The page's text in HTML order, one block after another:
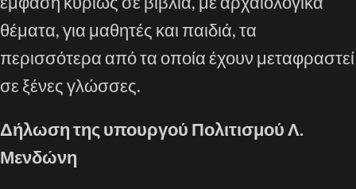
θέματα, για μαθητές και παιδιά, τα
περισσότερα από τα οποία έχουν μεταφραστεί
σε ξένες γλώσσες.
Δήλωση της υπουργού Πολιτισμού Λ.
Μενδώνη